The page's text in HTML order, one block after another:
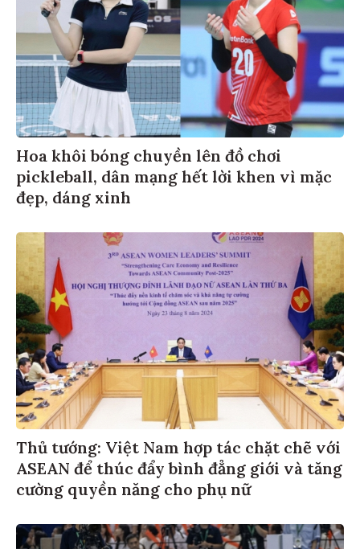
Hoa khôi bóng chuyền lên đồ chơi
pickleball, dân mạng hết lời khen vì mặc
đẹp, dáng xinh
Thủ tướng: Việt Nam hợp tác chặt chẽ với
ASEAN để thúc đẩy bình đẳng giới và tăng
cường quyền năng cho phụ nữ